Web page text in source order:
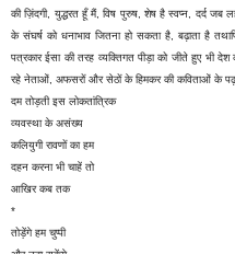
की ज़िंदगी, युद्धरत हूँ मैं, विष पुरुष, शेष है स्वप्न, दर्द जब
के संघर्ष को धनाभाव जितना हो सकता है, बढ़ाता है
पत्रकार ईसा की तरह व्यक्तिगत पीड़ा को जीते हुए भी
रहे नेताओं, अफसरों और सेठों के हिमकर की कविताओं के
दम तोड़ती इस लोकतांत्रिक
व्यवस्था के असंख्य
कलियुगी रावणों का हम
दहन करना भी चाहें तो
आखिर कब तक
*
तोड़ेंगे हम चुप्पी